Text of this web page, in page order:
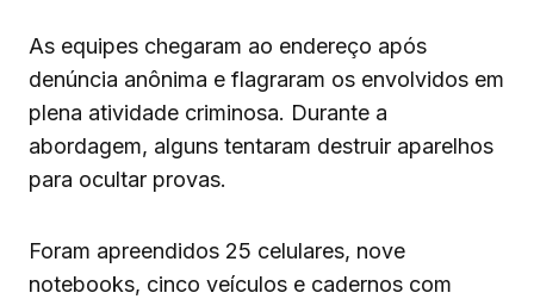
As equipes chegaram ao endereço após
denúncia anônima e flagraram os envolvidos em
plena atividade criminosa. Durante a
abordagem, alguns tentaram destruir aparelhos
para ocultar provas.
Foram apreendidos 25 celulares, nove
notebooks, cinco veículos e cadernos com